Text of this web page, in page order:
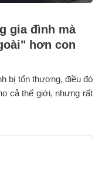
gia đình mà
hơn con
bị tổn thương, điều đó
cả thế giới, nhưng rất